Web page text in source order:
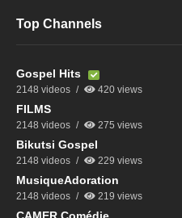
Top Channels
Gospel Hits
2148 videos 420 views
FILMS
2148 videos 275 views
Bikutsi Gospel
2148 videos 229 views
MusiqueAdoration
2148 videos 219 views